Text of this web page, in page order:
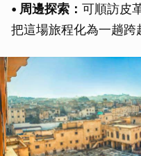
• 周邊探索： 可順訪皮
把這場旅程化為一趟跨